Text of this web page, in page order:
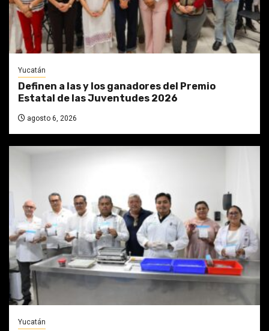
Yucatán
Definen a las y los ganadores del Premio
Estatal de las Juventudes 2026
agosto 6, 2026
Yucatán